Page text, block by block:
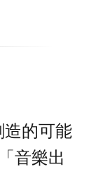
造的可能
「音樂出